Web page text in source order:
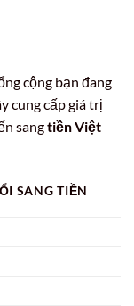
cộng bạn đang
cung cấp giá trị
sangtiền Việt
SANG TIỀN